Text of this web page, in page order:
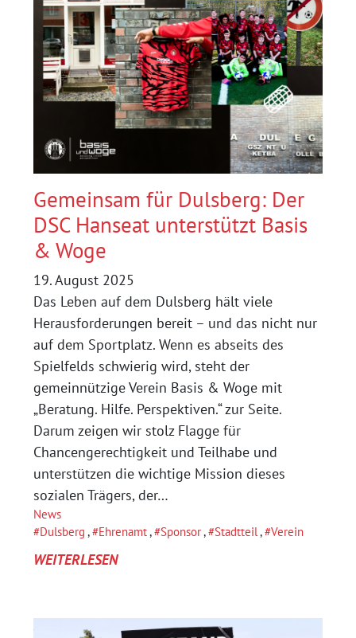
DSC
HANSEAT
UNTERLIEGT
2:3
BEI
VORWÄRTS
Gemeinsam für Dulsberg: Der
DSC Hanseat unterstützt Basis
& Woge
19. August 2025
Das Leben auf dem Dulsberg hält viele
Herausforderungen bereit – und das nicht nur
auf dem Sportplatz. Wenn es abseits des
Spielfelds schwierig wird, steht der
gemeinnützige Verein Basis & Woge mit
„Beratung. Hilfe. Perspektiven.“ zur Seite.
Darum zeigen wir stolz Flagge für
Chancengerechtigkeit und Teilhabe und
unterstützen die wichtige Mission dieses
sozialen Trägers, der…
News
Dulsberg , Ehrenamt, Sponsor, Stadtteil, Verein
WEITERLESEN:
DULSBERG: